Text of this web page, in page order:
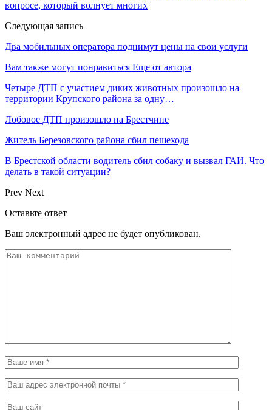
вопросе, который волнует многих
Следующая запись
Два мобильных оператора поднимут цены на свои услуги
Вам также могут понравиться Еще от автора
Четыре ДТП с участием диких животных произошло на
территории Крупского района за одну…
Лобовое ДТП произошло на Брестчине
Житель Березовского района сбил пешехода
В Брестской области водитель сбил собаку и вызвал ГАИ. Что
делать в такой ситуации?
Prev Next
Оставьте ответ
Ваш электронный адрес не будет опубликован.